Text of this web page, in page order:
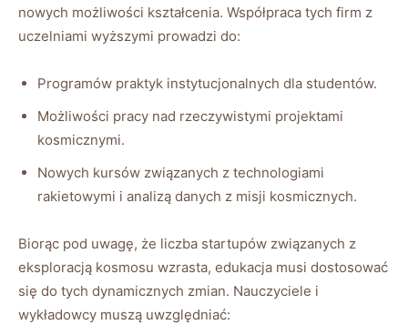
nowych możliwości‍ kształcenia. Współpraca tych firm z
uczelniami wyższymi prowadzi do:
Programów praktyk instytucjonalnych dla studentów.
Możliwości⁣ pracy nad⁤ rzeczywistymi ⁢projektami
kosmicznymi.
Nowych kursów związanych z technologiami
rakietowymi i analizą danych z misji kosmicznych.
Biorąc‍ pod uwagę, że liczba startupów związanych⁤ z
eksploracją kosmosu ⁢wzrasta, edukacja musi​ dostosować
się do tych dynamicznych zmian. Nauczyciele i
⁣wykładowcy ⁣muszą⁤ uwzględniać: